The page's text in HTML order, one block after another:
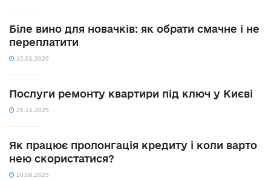
Біле вино для новачків: як обрати смачне і не
переплатити
15.01.2026
Послуги ремонту квартири під ключ у Києві
26.11.2025
Як працює пролонгація кредиту і коли варто
нею скористатися?
20.06.2025